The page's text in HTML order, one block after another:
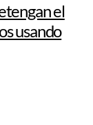
el
usando